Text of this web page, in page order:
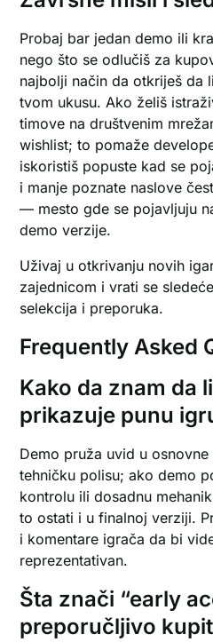
Probaj bar jedan demo ili
nego što se odlučiš za
najbolji način da otkriješ da
tvom ukusu. Ako želiš
timove na društvenim
wishlist; to pomaže
iskoristiš popuste kad se
i manje poznate naslove
— mesto gde se pojavljuju
demo verzije.
Uživaj u otkrivanju novih
zajednicom i vrati se
selekcija i preporuka.
Frequently Asked
Kako da znam da
prikazuje punu
Demo pruža uvid u
tehničku polisu; ako demo
kontrolu ili dosadnu
to ostati i u finalnoj verziji.
i komentare igrača da bi
reprezentativan.
Šta znači “early
preporučljivo